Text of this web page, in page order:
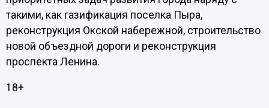
такими, как газификация поселка Пыра,
реконструкция Окской набережной, строительство
новой объездной дороги и реконструкция
проспекта Ленина.
18+